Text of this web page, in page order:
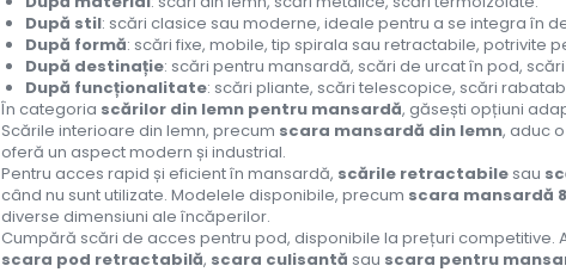
După stil: scări clasice sau moderne, ideale pentru a se integra în
După formă: scări fixe, mobile, tip spirala sau retractabile, potrivite
După destinație: scări pentru mansardă, scări de urcat în pod,
După funcționalitate: scări pliante, scări telescopice, scări
În categoria scărilor din lemn pentru mansardă, găsești opțiuni
Scările interioare din lemn, precum scara mansardă din lemn, aduc
oferă un aspect modern și industrial.
Pentru acces rapid și eficient în mansardă, scările retractabile sau
când nu sunt utilizate. Modelele disponibile, precum scara mansardă
diverse dimensiuni ale încăperilor.
Cumpără scări de acces pentru pod, disponibile la prețuri
scara pod retractabilă, scara culisantă sau scara pentru